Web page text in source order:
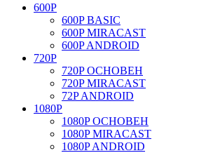
600P
600P BASIC
600P MIRACAST
600P ANDROID
720P
720P ОСНОВЕН
720P MIRACAST
72P ANDROID
1080P
1080P ОСНОВЕН
1080P MIRACAST
1080P ANDROID